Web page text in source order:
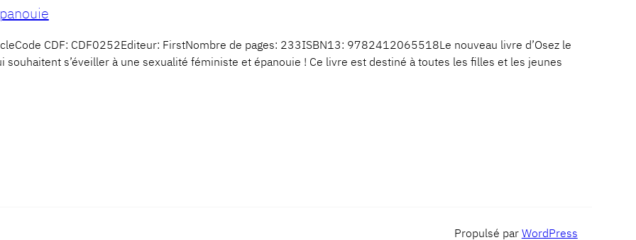
CDF: CDF0252Editeur: FirstNombre de pages: 233ISBN13: 9782412065518Le nouveau livre d’Osez le
s’éveiller à une sexualité féministe et épanouie ! Ce livre est destiné à toutes les filles et les jeunes
Propulsé par WordPress